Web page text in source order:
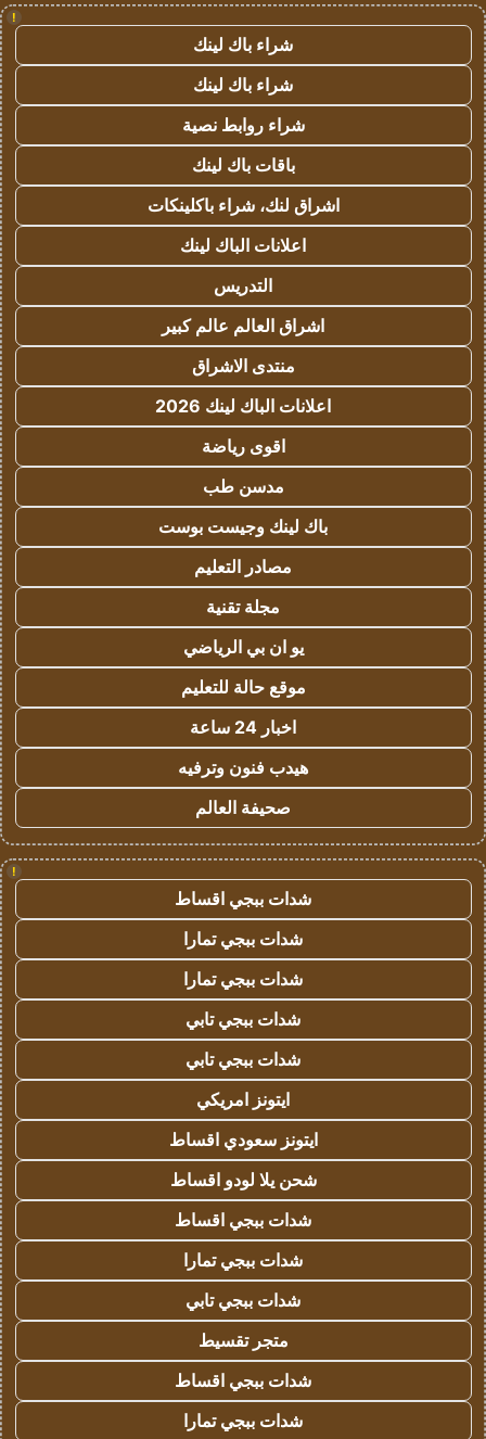
!
شراء باك لينك
شراء باك لينك
شراء روابط نصية
باقات باك لينك
اشراق لنك، شراء باكلينكات
اعلانات الباك لينك
التدريس
اشراق العالم عالم كبير
منتدى الاشراق
اعلانات الباك لينك 2026
اقوى رياضة
مدسن طب
باك لينك وجيست بوست
مصادر التعليم
مجلة تقنية
يو ان بي الرياضي
موقع حالة للتعليم
اخبار 24 ساعة
هيدب فنون وترفيه
صحيفة العالم
!
شدات ببجي اقساط
شدات ببجي تمارا
شدات ببجي تمارا
شدات ببجي تابي
شدات ببجي تابي
ايتونز امريكي
ايتونز سعودي اقساط
شحن يلا لودو اقساط
شدات ببجي اقساط
شدات ببجي تمارا
شدات ببجي تابي
متجر تقسيط
شدات ببجي اقساط
شدات ببجي تمارا